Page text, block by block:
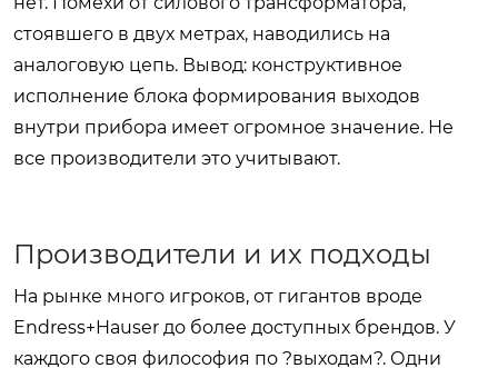
стоявшего в двух метрах, наводились на
аналоговую цепь. Вывод: конструктивное
исполнение блока формирования выходов
внутри прибора имеет огромное значение. Не
все производители это учитывают.
Производители и их подходы
На рынке много игроков, от гигантов вроде
Endress+Hauser до более доступных брендов. У
каждого своя философия по ?выходам?. Одни